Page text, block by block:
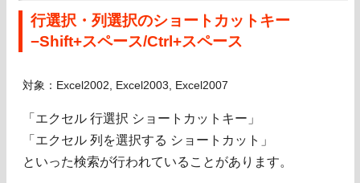
行選択・列選択のショートカットキー
−Shift+スペース/Ctrl+スペース
対象：Excel2002, Excel2003, Excel2007
「エクセル 行選択 ショートカットキー」
「エクセル 列を選択する ショートカット」
といった検索が行われていることがあります。